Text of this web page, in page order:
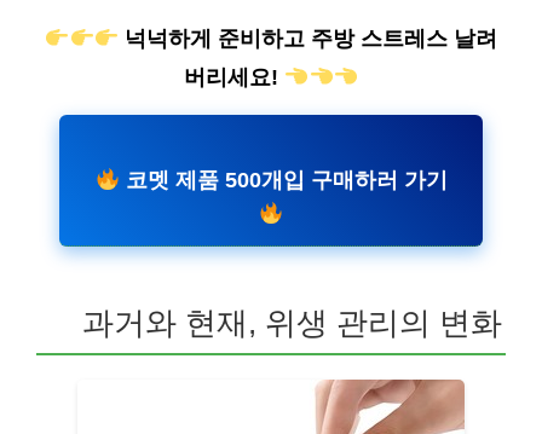
넉넉하게 준비하고 주방 스트레스 날려
버리세요!
코멧 제품 500개입 구매하러 가기
과거와 현재, 위생 관리의 변화